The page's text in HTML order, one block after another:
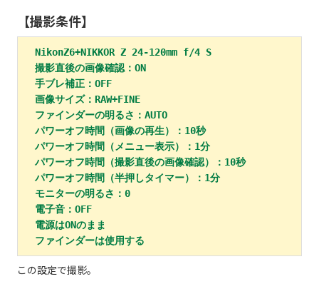
【撮影条件】
NikonZ6+NIKKOR Z 24-120mm f/4 S
撮影直後の画像確認：ON
手ブレ補正：OFF
画像サイズ：RAW+FINE
ファインダーの明るさ：AUTO
パワーオフ時間（画像の再生）：10秒
パワーオフ時間（メニュー表示）：1分
パワーオフ時間（撮影直後の画像確認）：10秒
パワーオフ時間（半押しタイマー）：1分
モニターの明るさ：0
電子音：OFF
電源はONのまま
ファインダーは使用する
この設定で撮影。